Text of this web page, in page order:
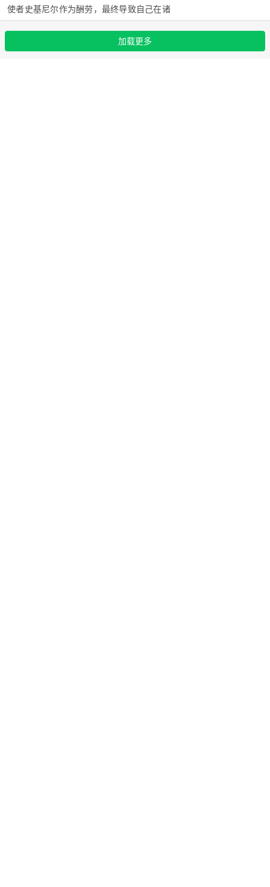
使者史基尼尔作为酬劳，最终导致自己在诸
能以鹿角与之战斗，最终死在了苏尔特尔的
火焰大剑之下。
加载更多